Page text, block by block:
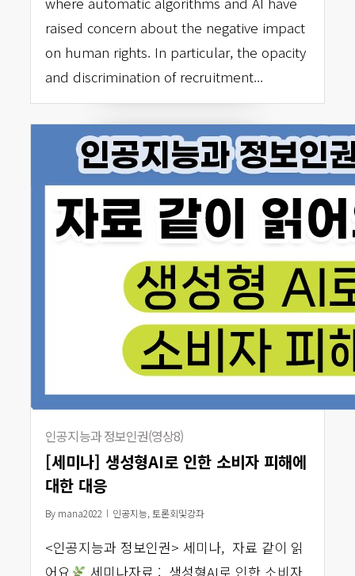
raised concern about the negative impact
on human rights. In particular, the opacity
and discrimination of recruitment...
인공지능과 정보인권(영상8)
[세미나] 생성형AI로 인한 소비자 피해에
대한 대응
By mana2022 인공지능, 토론회및강좌
<인공지능과 정보인권> 세미나, 자료 같이 읽
어요
세미나자료 : 생성형AI로 인한 소비자